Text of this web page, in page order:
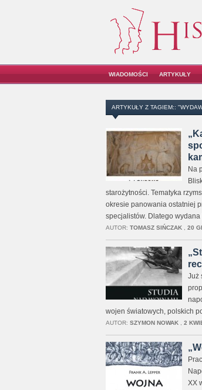
WIADOMOŚCI ARTYKUŁY
ARTYKUŁY Z TAGIEM::
Na
starożytności. Tematyka
okresie panowania ostatniej
specjalistów. Dlatego
AUTOR: TOMASZ SIŃCZAK, 20
Już
wojen światowych, polskich
AUTOR: SZYMON NOWAK, 2
XX